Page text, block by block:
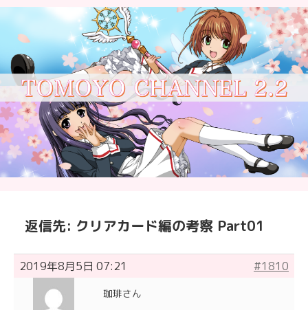
返信先: クリアカード編の考察 Part01
2019年8月5日 07:21 #1810
珈琲さん